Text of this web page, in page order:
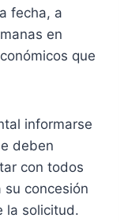
fecha, a
en
que
informarse
deben
con todos
su concesión
la solicitud.